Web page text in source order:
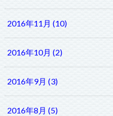
2016年11月 (10)
2016年10月 (2)
2016年9月 (3)
2016年8月 (5)